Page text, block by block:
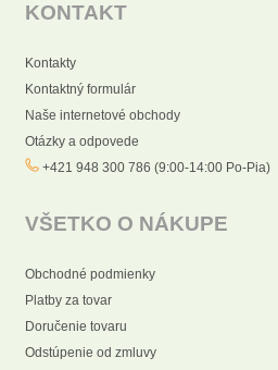
KONTAKT
Kontakty
Kontaktný formulár
Naše internetové obchody
Otázky a odpovede
+421 948 300 786 (9:00-14:00 Po-Pia)
VŠETKO O NÁKUPE
Obchodné podmienky
Platby za tovar
Doručenie tovaru
Odstúpenie od zmluvy